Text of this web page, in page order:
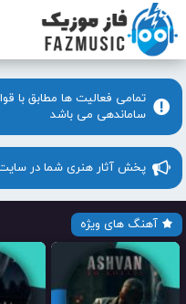
تمامی فعالیت ها مطابق با
ساماندهی می باشد
پخش آثار هنری شما در
آهنگ های ویژه